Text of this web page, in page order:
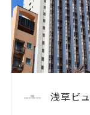
浅草ビ